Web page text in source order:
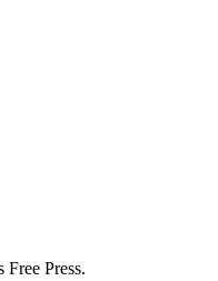
Press.